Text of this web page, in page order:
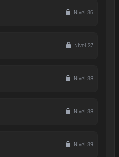
Nivel 36
Nivel 37
Nivel 38
Nivel 38
Nivel 39